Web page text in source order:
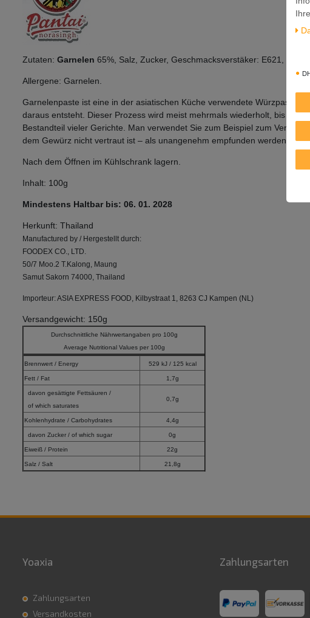
Zutaten: Garnelen 65%, Salz, Zucker, Geschmacksverstäker: E621,
Allergene: Garnelen.
Garnelenpaste ist eine in der asiatischen Küche verwendete Würzpaste,
daraus entsteht. Dieser Prozess wird meist mehrmals wiederholt, bis die
Bestandteil vieler Gerichte. Man verwendet Sie zum Beispiel zum
dem Gewürz nicht vertraut ist – als unangenehm empfunden werden.
Nach dem Öffnen im Kühlschrank lagern.
Inhalt: 100g
Mindestens Haltbar bis: 06. 01. 2028
Herkunft: Thailand
Manufactured by / Hergestellt durch:
FOODEX CO., LTD.
50/7 Moo.2 T.Kalong, Maung
Samut Sakorn 74000, Thailand
Importeur: ASIA EXPRESS FOOD, Kilbystraat 1, 8263 CJ Kampen (NL)
Versandgewicht: 150g
Durchschnittliche Nährwertangaben pro 100g
Average Nutritional Values per 100g
Brennwert / Energy 529 kJ / 125 kcal
Fett / Fat 1,7g
davon gesättigte Fettsäuren /
of which saturates
0,7g
Kohlenhydrate / Carbohydrates 4,4g
davon Zucker / of which sugar 0g
Eiweiß / Protein 22g
Salz / Salt 21,8g
Yoaxia
Zahlungsarten
Versandkosten
Zahlungsarten